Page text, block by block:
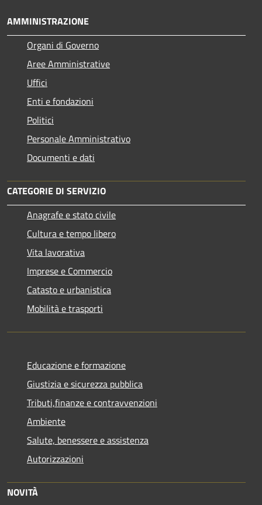
AMMINISTRAZIONE
Organi di Governo
Aree Amministrative
Uffici
Enti e fondazioni
Politici
Personale Amministrativo
Documenti e dati
CATEGORIE DI SERVIZIO
Anagrafe e stato civile
Cultura e tempo libero
Vita lavorativa
Imprese e Commercio
Catasto e urbanistica
Mobilità e trasporti
Educazione e formazione
Giustizia e sicurezza pubblica
Tributi,finanze e contravvenzioni
Ambiente
Salute, benessere e assistenza
Autorizzazioni
NOVITÀ